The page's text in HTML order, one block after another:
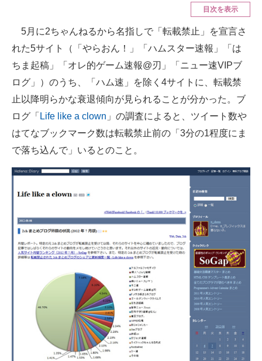
ITの今と未来を見通す
スマホと通信の最新トレンド
進化するPCとデバイスの未来
好きが集まる 比べて選べる
ビジネスと働き方のヒント
企業ITのトレンドを詳説
経営リーダーのコミュニティ
マーケ×ITの今がよく分かる
企業向けIT製品の総合サイト
IT製品の技術・比較・事例
製造業のIT導入・活用を支援
目次を表示
5月に2ちゃんねるから名指しで「転載禁止」を宣言さ
れた5サイト（「やらおん！」「ハムスター速報」「は
ちま起稿」「オレ的ゲーム速報@刃」「ニュー速VIPブ
ログ」）のうち、「ハム速」を除く4サイトに、転載禁
止以降明らかな衰退傾向が見られることが分かった。ブ
ログ「 Life like a clown 」の調査によると、ツイート数や
はてなブックマーク数は転載禁止前の「3分の1程度にま
で落ち込んで」いるとのこと。